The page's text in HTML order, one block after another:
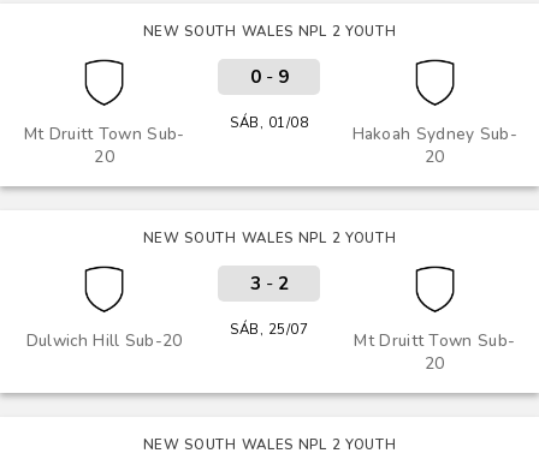
NEW SOUTH WALES NPL 2 YOUTH
Mt Druitt Town Sub-
20
Hakoah Sydney Sub-
20
0- 9
SÁB, 01/08
NEW SOUTH WALES NPL 2 YOUTH
Dulwich Hill Sub-20
Mt Druitt Town Sub-
20
3 - 2
SÁB, 25/07
NEW SOUTH WALES NPL 2 YOUTH